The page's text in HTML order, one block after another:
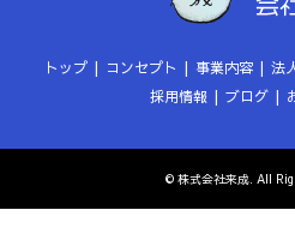
トップ コンセプト 事業内容 法
採用情報
ブログ
© 株式会社来成. All